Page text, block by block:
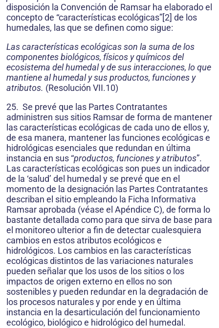
disposición la Convención de Ramsar ha elaborado el
concepto de “características ecológicas”[2] de los
humedales, las que se definen como sigue:
Las características ecológicas son la suma de los
componentes biológicos, físicos y químicos del
ecosistema del humedal y de sus interacciones, lo que
mantiene al humedal y sus productos, funciones y
atributos. (Resolución VII.10)
25. Se prevé que las Partes Contratantes
administren sus sitios Ramsar de forma de mantener
las características ecológicas de cada uno de ellos y,
de esa manera, mantener las funciones ecológicas e
hidrológicas esenciales que redundan en última
instancia en sus “productos, funciones y atributos”.
Las características ecológicas son pues un indicador
de la ‘salud’ del humedal y se prevé que en el
momento de la designación las Partes Contratantes
describan el sitio empleando la Ficha Informativa
Ramsar aprobada (véase el Apéndice C), de forma lo
bastante detallada como para que sirva de base para
el monitoreo ulterior a fin de detectar cualesquiera
cambios en estos atributos ecológicos e
hidrológicos. Los cambios en las características
ecológicas distintos de las variaciones naturales
pueden señalar que los usos de los sitios o los
impactos de origen externo en ellos no son
sostenibles y pueden redundar en la degradación de
los procesos naturales y por ende y en última
instancia en la desarticulación del funcionamiento
ecológico, biológico e hidrológico del humedal.